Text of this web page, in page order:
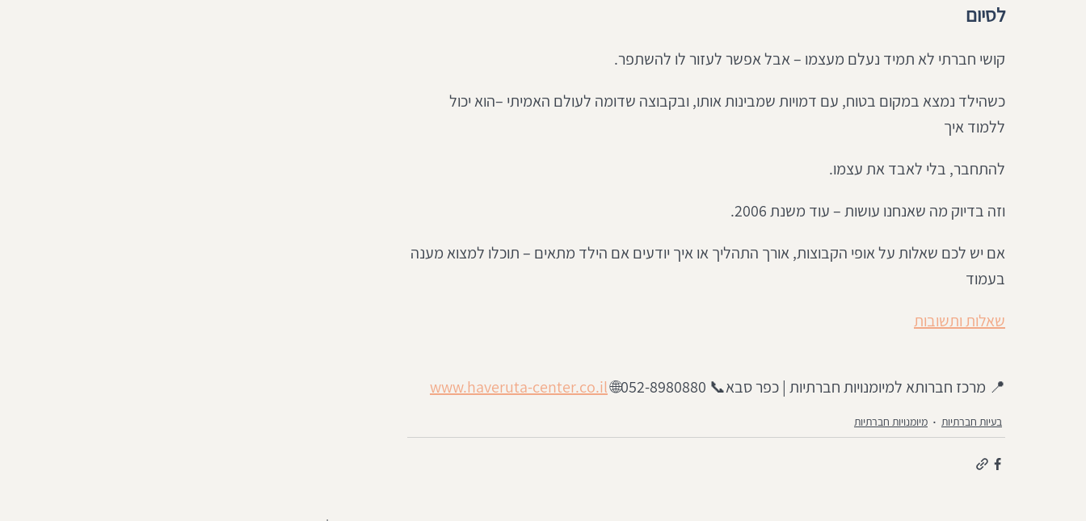
לסיום
קושי חברתי לא תמיד נעלם מעצמו – אבל אפשר לעזור לו להשתפר.
כשהילד נמצא במקום בטוח, עם דמויות שמבינות אותו, ובקבוצה שדומה לעולם האמיתי –הוא יכול
ללמוד איך
להתחבר, בלי לאבד את עצמו.
וזה בדיוק מה שאנחנו עושות – עוד משנת 2006.
אם יש לכם שאלות על אופי הקבוצות, אורך התהליך או איך יודעים אם הילד מתאים – תוכלו למצוא מענה
בעמוד
שאלות ותשובות
📍 מרכז חברותא למיומנויות חברתיות | כפר סבא📞 052-8980880🌐 www.haveruta-center.co.il
בעיות חברתיות מיומנויות חברתיות